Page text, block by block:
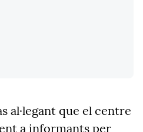
al·legant que el centre
a informants per